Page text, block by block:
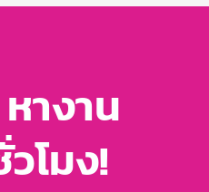
างาน
โมง!